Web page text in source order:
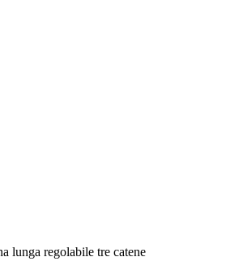
lunga regolabile tre catene